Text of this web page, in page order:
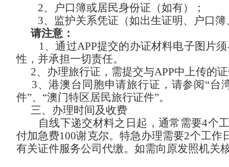
2、户口簿或居民身份证（如有）；
3、监护关系凭证（如出生证明、户口
请注意：
1、通过APP提交的办证材料电子图片
性，并承担一切责任。
2、办理旅行证，需提交与APP中上传的
3、港澳台同胞申请旅行证，请参阅“台
件”、“澳门特区居民旅行证件”。
三、办理时间及收费
自线下递交材料之日起，通常需要4个
付加急费100谢克尔。特急办理需要2个工作
有关证件服务公司代缴。 如需向原发照机关